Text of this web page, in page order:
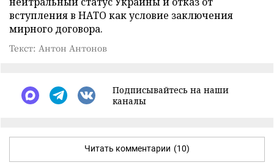
вступления в НАТО как условие заключения
мирного договора.
Текст: Антон Антонов
Подписывайтесь на наши
каналы
Читать комментарии (10)